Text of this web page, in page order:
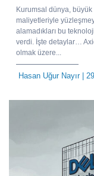
Kurumsal dünya, büyük
maliyetleriyle
alamadıkları bu
verdi. İşte detaylar…
olmak üzere...
Hasan Uğur Nayır|